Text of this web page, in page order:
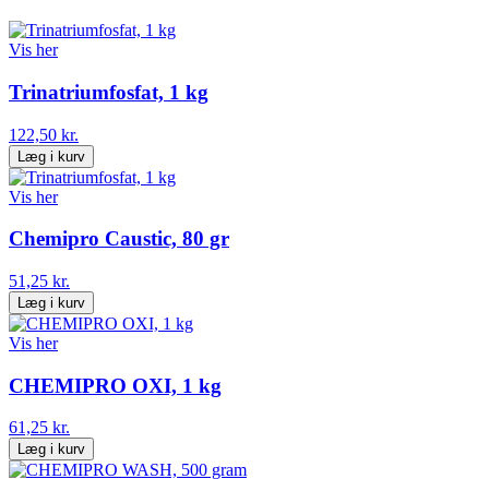
Vis her
Trinatriumfosfat, 1 kg
122,50 kr.
Læg i kurv
Vis her
Chemipro Caustic, 80 gr
51,25 kr.
Læg i kurv
Vis her
CHEMIPRO OXI, 1 kg
61,25 kr.
Læg i kurv